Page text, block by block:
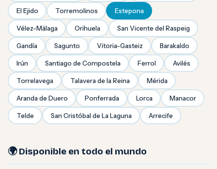
El Ejido Torremolinos Estepona
Vélez-Málaga Orihuela San Vicente del Raspeig
Gandía Sagunto Vitoria-Gasteiz Barakaldo
Irún Santiago de Compostela Ferrol Avilés
Torrelavega Talavera de la Reina Mérida
Aranda de Duero Ponferrada Lorca Manacor
Telde San Cristóbal de La Laguna Arrecife
🌍 Disponible en todo el mundo